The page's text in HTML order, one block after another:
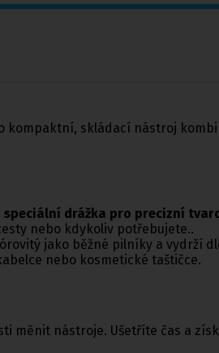
skládací nástroj
speciální drážka pro precizní
nebo kdykoliv potřebujete..
jako běžné pilníky a vydrží
nebo kosmetické taštičce.
měnit nástroje. Ušetříte čas a